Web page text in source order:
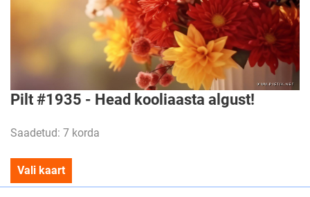
Pilt #1935 - Head kooliaasta algust!
Saadetud: 7 korda
Vali kaart